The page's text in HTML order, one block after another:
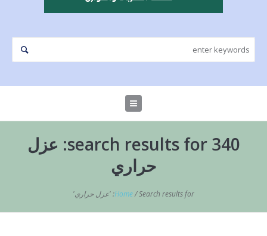
340 search results for: عزل
حراري
Home/Search results for: 'عزل حراري'